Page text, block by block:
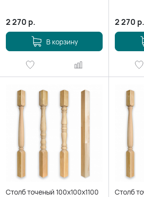
2 270 р.
В корзину
2 270 р.
Столб точеный 100х100х1100
Столб